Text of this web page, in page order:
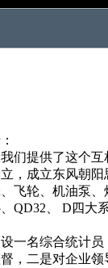
们提供了这个
，成立东风朝
飞轮、机油泵
QD32、 D四
一名综合统计
，二是对企业